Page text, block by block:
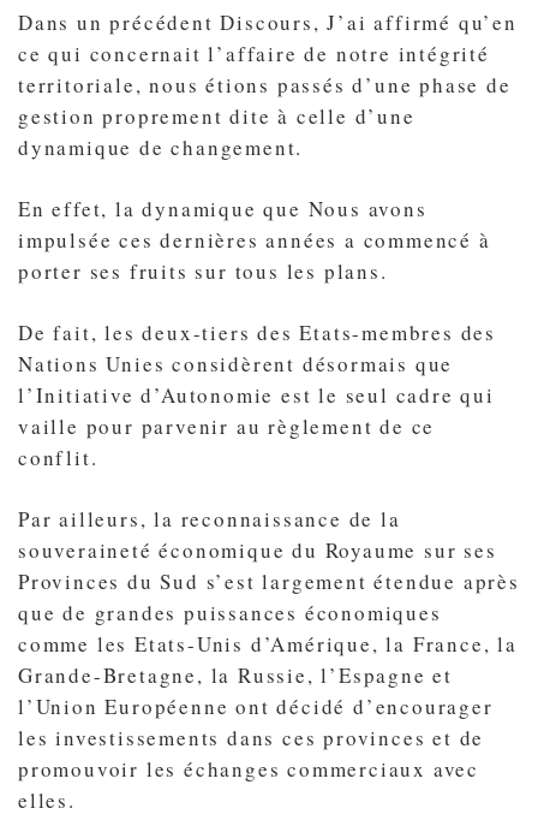
Dans un précédent Discours, J’ai affirmé qu’en
ce qui concernait l’affaire de notre intégrité
territoriale, nous étions passés d’une phase de
gestion proprement dite à celle d’une
dynamique de changement.
En effet, la dynamique que Nous avons
impulsée ces dernières années a commencé à
porter ses fruits sur tous les plans.
De fait, les deux-tiers des Etats-membres des
Nations Unies considèrent désormais que
l’Initiative d’Autonomie est le seul cadre qui
vaille pour parvenir au règlement de ce
conflit.
Par ailleurs, la reconnaissance de la
souveraineté économique du Royaume sur ses
Provinces du Sud s’est largement étendue après
que de grandes puissances économiques
comme les Etats-Unis d’Amérique, la France, la
Grande-Bretagne, la Russie, l’Espagne et
l’Union Européenne ont décidé d’encourager
les investissements dans ces provinces et de
promouvoir les échanges commerciaux avec
elles.